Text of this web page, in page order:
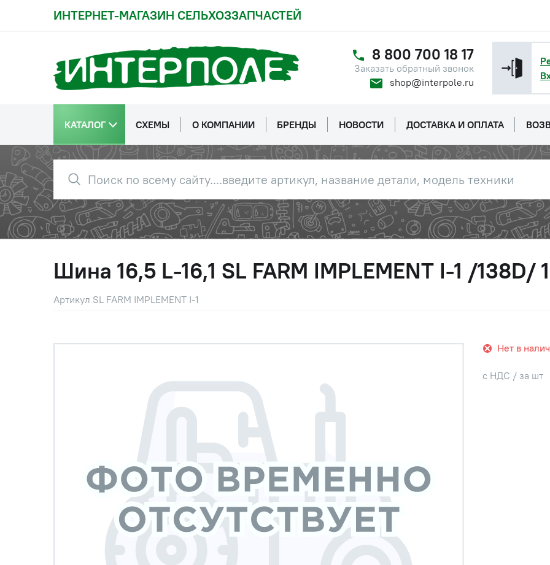
ИНТЕРНЕТ-МАГАЗИН СЕЛЬХОЗЗАПЧАСТЕЙ
8 800 700 18 17
Заказать обратный звонок
shop@interpole.ru
КАТАЛОГ СХЕМЫ О КОМПАНИИ БРЕНДЫ НОВОСТИ ДОСТАВКА И ОПЛАТА
Шина 16,5 L-16,1 SL FARM IMPLEMENT I-1 /
Артикул SL FARM IMPLEMENT I-1
Нет в
с НДС / за шт